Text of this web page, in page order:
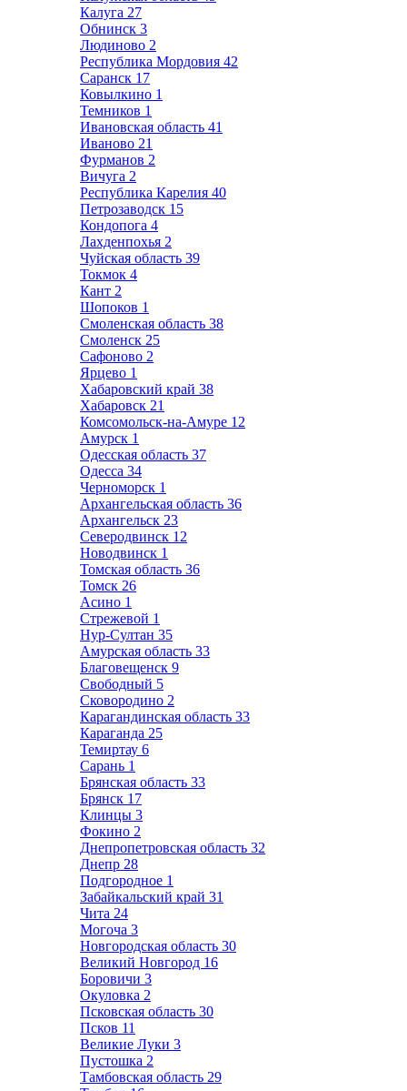
Калуга 27
Обнинск 3
Людиново 2
Республика Мордовия 42
Саранск 17
Ковылкино 1
Темников 1
Ивановская область 41
Иваново 21
Фурманов 2
Вичуга 2
Республика Карелия 40
Петрозаводск 15
Кондопога 4
Лахденпохья 2
Чуйская область 39
Токмок 4
Кант 2
Шопоков 1
Смоленская область 38
Смоленск 25
Сафоново 2
Ярцево 1
Хабаровский край 38
Хабаровск 21
Комсомольск-на-Амуре 12
Амурск 1
Одесская область 37
Одесса 34
Черноморск 1
Архангельская область 36
Архангельск 23
Северодвинск 12
Новодвинск 1
Томская область 36
Томск 26
Асино 1
Стрежевой 1
Нур-Султан 35
Амурская область 33
Благовещенск 9
Свободный 5
Сковородино 2
Карагандинская область 33
Караганда 25
Темиртау 6
Сарань 1
Брянская область 33
Брянск 17
Клинцы 3
Фокино 2
Днепропетровская область 32
Днепр 28
Подгородное 1
Забайкальский край 31
Чита 24
Могоча 3
Новгородская область 30
Великий Новгород 16
Боровичи 3
Окуловка 2
Псковская область 30
Псков 11
Великие Луки 3
Пустошка 2
Тамбовская область 29